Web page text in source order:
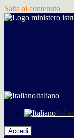
Salta al contenuto
Italiano
Accedi